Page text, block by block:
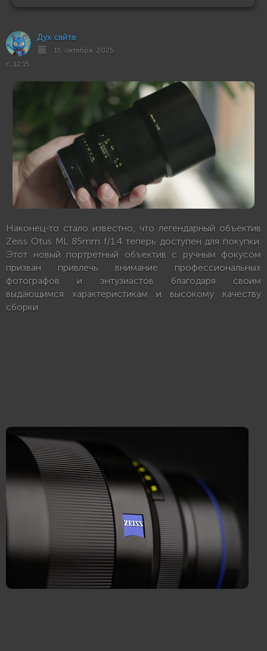
Дух сайта
15 октября 2025
г., 12:15
Наконец-то стало известно, что легендарный объектив
Zeiss Otus ML 85mm f/1.4 теперь доступен для покупки.
Этот новый портретный объектив с ручным фокусом
призван привлечь внимание профессиональных
фотографов и энтузиастов благодаря своим
выдающимся характеристикам и высокому качеству
сборки.